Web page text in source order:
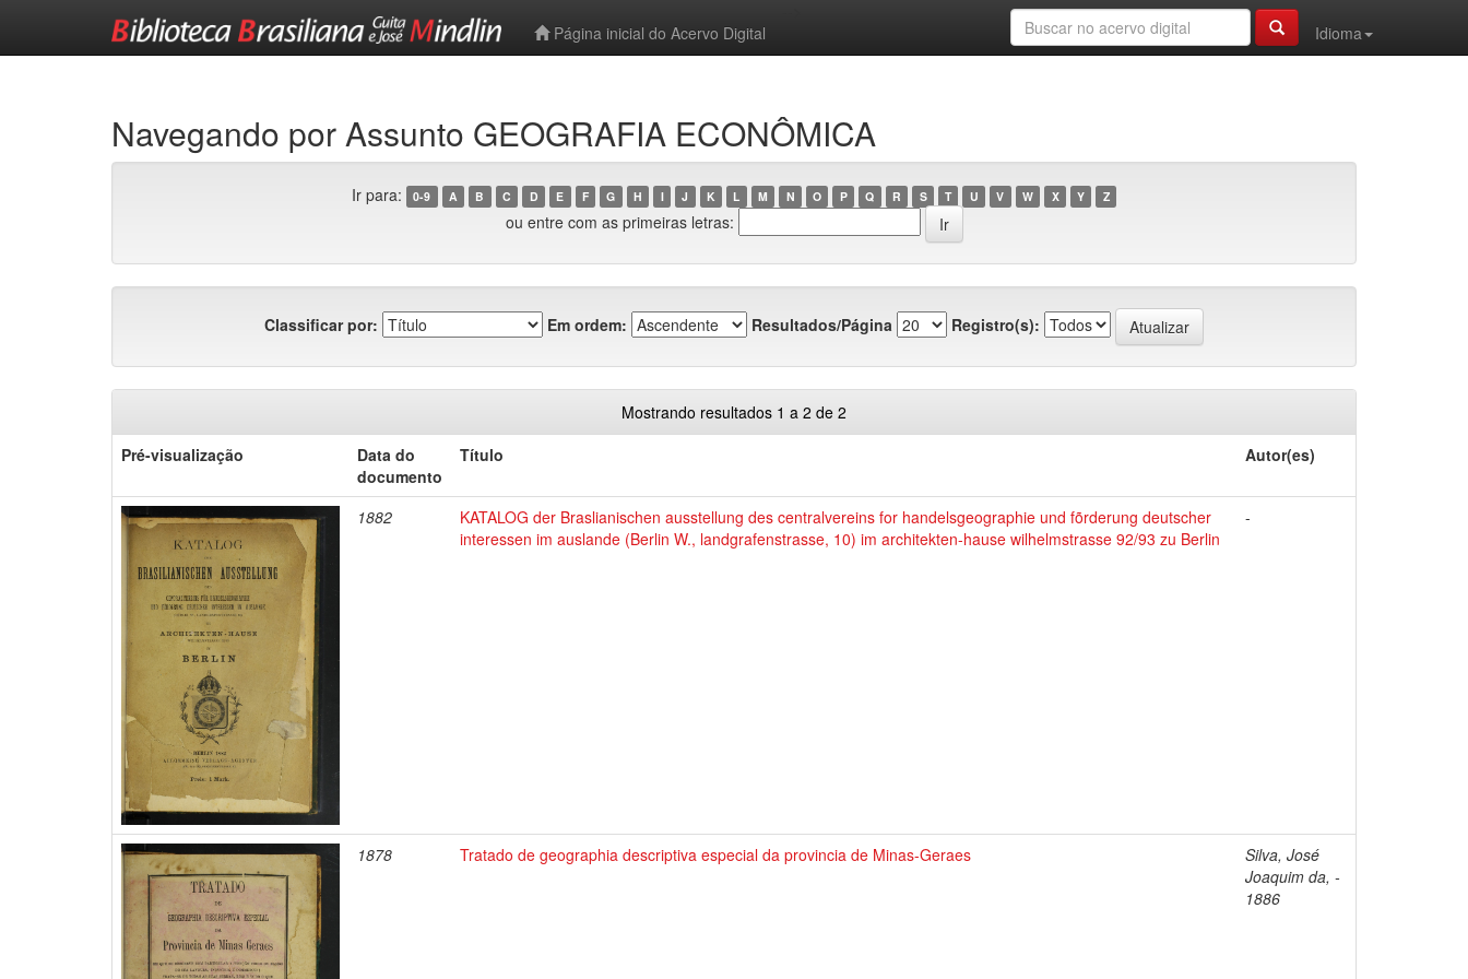
Página inicial do Acervo Digital
Idioma
Navegando por Assunto GEOGRAFIA ECONÔMICA
Ir para: 0-9 A B C D E F G H I J K L M N O P Q R S T U V W X Y Z
ou entre com as primeiras letras:
Classificar por: Em ordem: Resultados/Página Registro(s):
Mostrando resultados 1 a 2 de 2
Pré-visualização
Data do
documento
Título Autor(es)
1882
KATALOG der Braslianischen ausstellung des centralvereins for handelsgeographie und fõrderung deutscher
interessen im auslande (Berlin W., landgrafenstrasse, 10) im architekten-hause wilhelmstrasse 92/93 zu Berlin
-
1878 Tratado de geographia descriptiva especial da provincia de Minas-Geraes
Silva, José
Joaquim da, -
1886